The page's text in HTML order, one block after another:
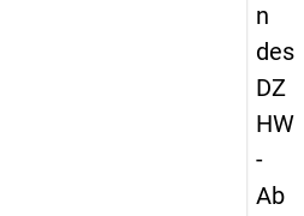
n
des
DZ
HW
-
Ab